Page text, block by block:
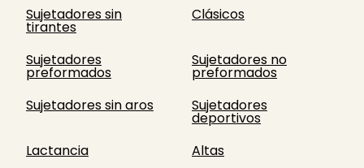
Sujetadores sin
tirantes
Clásicos
Sujetadores
preformados
Sujetadores no
preformados
Sujetadores sin aros
Sujetadores
deportivos
Lactancia
Altas